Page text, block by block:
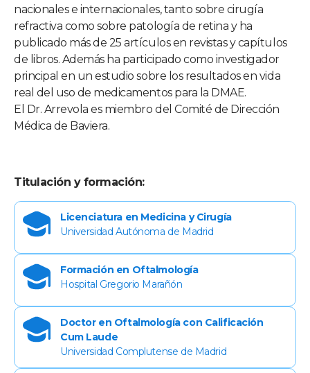
nacionales e internacionales, tanto sobre cirugía
refractiva como sobre patología de retina y ha
publicado más de 25 artículos en revistas y capítulos
de libros. Además ha participado como investigador
principal en un estudio sobre los resultados en vida
real del uso de medicamentos para la DMAE.
El Dr. Arrevola es miembro del Comité de Dirección
Médica de Baviera.
Titulación y formación:
Licenciatura en Medicina y Cirugía
Universidad Autónoma de Madrid
Formación en Oftalmología
Hospital Gregorio Marañón
Doctor en Oftalmología con Calificación
Cum Laude
Universidad Complutense de Madrid